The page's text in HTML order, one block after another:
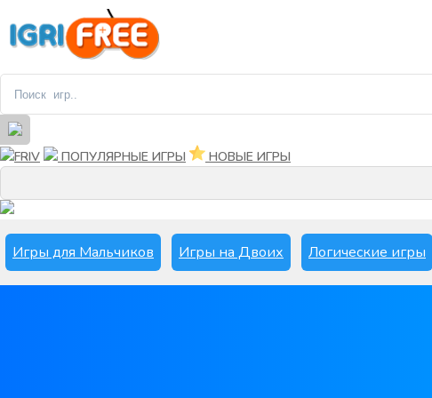
FRIV ПОПУЛЯРНЫЕ ИГРЫ
НОВЫЕ ИГРЫ
Игры для Мальчиков Игры на Двоих Логические игры